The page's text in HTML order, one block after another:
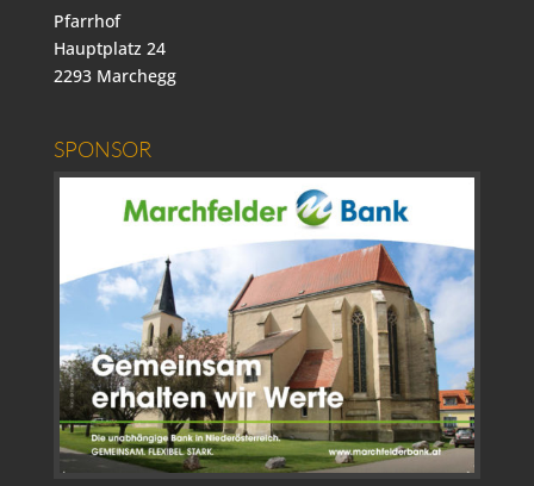
Pfarrhof
Hauptplatz 24
2293 Marchegg
SPONSOR